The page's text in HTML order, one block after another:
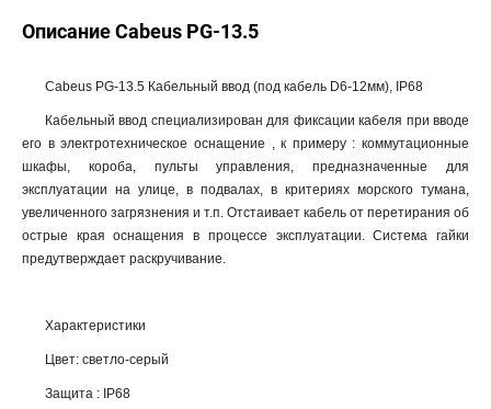
Описание Cabeus PG-13.5
Cabeus PG-13.5 Кабельный ввод (под кабель D6-12мм), IP68
Кабельный ввод специализирован для фиксации кабеля при вводе
его в электротехническое оснащение , к примеру : коммутационные
шкафы, короба, пульты управления, предназначенные для
эксплуатации на улице, в подвалах, в критериях морского тумана,
увеличенного загрязнения и т.п. Отстаивает кабель от перетирания об
острые края оснащения в процессе эксплуатации. Система гайки
предутверждает раскручивание.
Характеристики
Цвет: светло-серый
Защита : IP68